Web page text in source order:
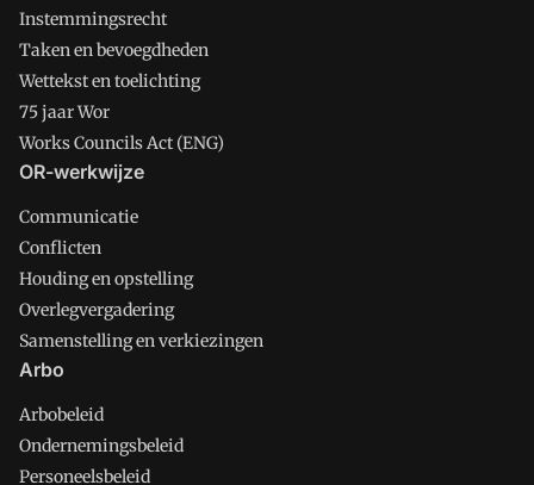
Instemmingsrecht
Taken en bevoegdheden
Wettekst en toelichting
75 jaar Wor
Works Councils Act (ENG)
OR-werkwijze
Communicatie
Conflicten
Houding en opstelling
Overlegvergadering
Samenstelling en verkiezingen
Arbo
Arbobeleid
Ondernemingsbeleid
Personeelsbeleid